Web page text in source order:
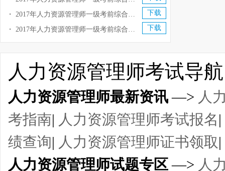
下载
・
2017年人力资源管理师一级考前综合测试题及答案（七）
下载
・ 2017年人力资源管理师一级考前综合测试题及答案（八）
人力资源管理师考试导航
人力资源管理师最新资讯—> 人
考指南| 人力资源管理师考试报名|
绩查询| 人力资源管理师证书领取|
人力资源管理师试题专区—> 人